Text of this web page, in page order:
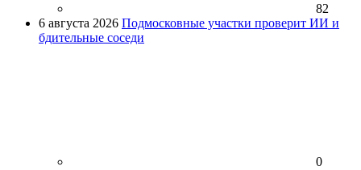
82
6 августа 2026 Подмосковные участки проверит ИИ и
бдительные соседи
0